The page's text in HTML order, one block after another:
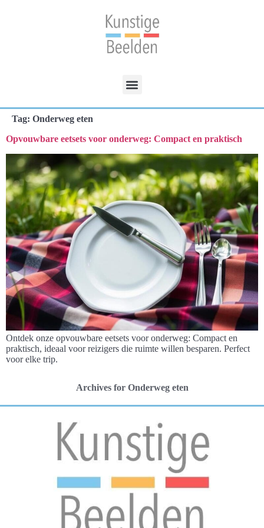
Tag: Onderweg eten
Opvouwbare eetsets voor onderweg: Compact en praktisch
Ontdek onze opvouwbare eetsets voor onderweg: Compact en
praktisch, ideaal voor reizigers die ruimte willen besparen. Perfect
voor elke trip.
Archives for Onderweg eten